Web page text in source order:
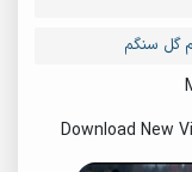
گل سنگم
Download New